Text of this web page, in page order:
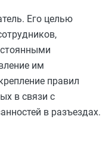
Его целью
им
правил
в связи с
в разъездах.